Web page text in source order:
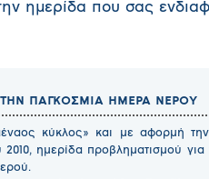
ημερίδα που σας
ΠΑΓΚΟΣΜΙΑ ΗΜΕΡΑ ΝΕΡΟΥ
κύκλος» και με αφορμή
ημερίδα προβληματισμού